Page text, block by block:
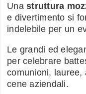
Una struttura
e divertimento si
indelebile per un
Le grandi ed
per celebrare
comunioni, lauree,
cene aziendali.